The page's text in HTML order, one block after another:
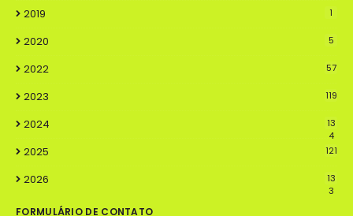
2019 1
2020 5
2022 57
2023 119
2024
13
4
2025 121
2026
13
3
FORMULÁRIO DE CONTATO